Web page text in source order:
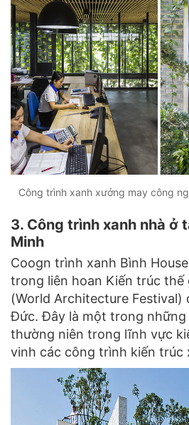
Công trình xanh xưởng may công
3. Công trình xanh nhà ở
Minh
Coogn trình xanh Bình
trong liên hoan Kiến trúc thế
(World Architecture Festival)
Đức. Đây là một trong những
thường niên trong lĩnh vực
vinh các công trình kiến trúc